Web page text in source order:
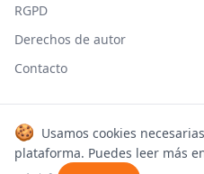
RGPD
Derechos de autor
Contacto
© 2026 Cookmonkeys.
Hecho con
🍪 Usamos cookies
plataforma. Puedes leer más